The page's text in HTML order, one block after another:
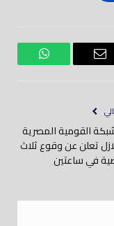
بريد
واتساب
القومية المصرية
تعلن عن وقوع ثلاث
في ساعتين